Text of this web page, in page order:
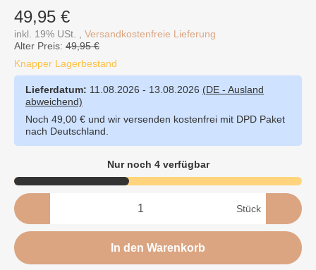
49,95 €
inkl. 19% USt. , Versandkostenfreie Lieferung
Alter Preis: 49,95 €
Knapper Lagerbestand
Lieferdatum: 11.08.2026 - 13.08.2026 (DE - Ausland
abweichend)
Noch 49,00 € und wir versenden kostenfrei mit DPD Paket
nach Deutschland.
Nur noch 4 verfügbar
Stück
In den Warenkorb